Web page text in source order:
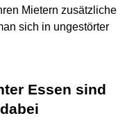
Mietern zusätzliche
sich in ungestörter
Essen sind